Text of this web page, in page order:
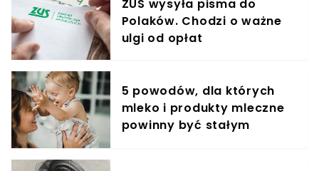
ZUS wysyła pisma do
Polaków. Chodzi o ważne
ulgi od opłat
5 powodów, dla których
mleko i produkty mleczne
powinny być stałym